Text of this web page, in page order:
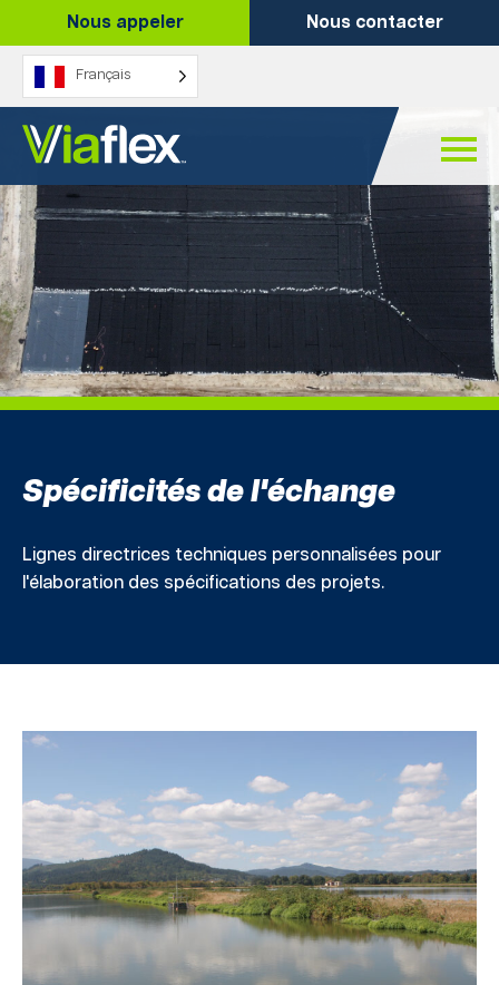
content
Nous appeler Nous contacter
Français
Spécificités de l'échange
Lignes directrices techniques personnalisées pour
l'élaboration des spécifications des projets.